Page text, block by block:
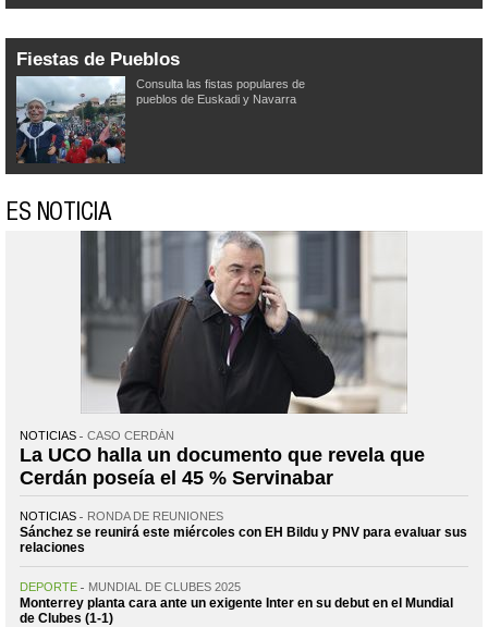
Fiestas de Pueblos
Consulta las fistas populares de
pueblos de Euskadi y Navarra
ES NOTICIA
NOTICIAS CASO CERDÁN
La UCO halla un documento que revela que
Cerdán poseía el 45 % Servinabar
NOTICIAS RONDA DE REUNIONES
Sánchez se reunirá este miércoles con EH Bildu y PNV para evaluar sus
relaciones
DEPORTE MUNDIAL DE CLUBES 2025
Monterrey planta cara ante un exigente Inter en su debut en el Mundial
de Clubes (1-1)